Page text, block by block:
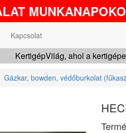
Kapcsolat
KertigépVilág, ahol a
Gázkar, bowden, védőburkolat